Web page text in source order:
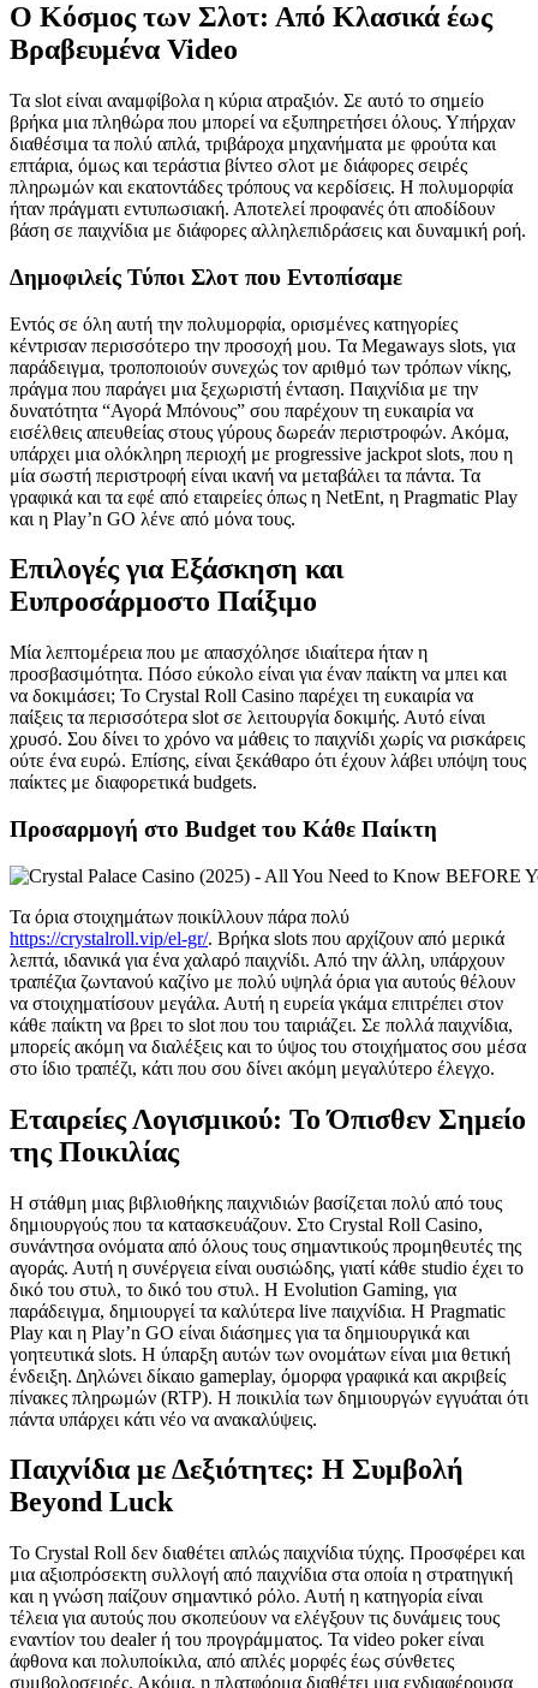
Ο Κόσμος των Σλοτ: Από Κλασικά έως
Βραβευμένα Video
Τα slot είναι αναμφίβολα η κύρια ατραξιόν. Σε αυτό το σημείο
βρήκα μια πληθώρα που μπορεί να εξυπηρετήσει όλους. Υπήρχαν
διαθέσιμα τα πολύ απλά, τριβάροχα μηχανήματα με φρούτα και
επτάρια, όμως και τεράστια βίντεο σλοτ με διάφορες σειρές
πληρωμών και εκατοντάδες τρόπους να κερδίσεις. Η πολυμορφία
ήταν πράγματι εντυπωσιακή. Αποτελεί προφανές ότι αποδίδουν
βάση σε παιχνίδια με διάφορες αλληλεπιδράσεις και δυναμική ροή.
Δημοφιλείς Τύποι Σλοτ που Εντοπίσαμε
Εντός σε όλη αυτή την πολυμορφία, ορισμένες κατηγορίες
κέντρισαν περισσότερο την προσοχή μου. Τα Megaways slots, για
παράδειγμα, τροποποιούν συνεχώς τον αριθμό των τρόπων νίκης,
πράγμα που παράγει μια ξεχωριστή ένταση. Παιχνίδια με την
δυνατότητα “Αγορά Μπόνους” σου παρέχουν τη ευκαιρία να
εισέλθεις απευθείας στους γύρους δωρεάν περιστροφών. Ακόμα,
υπάρχει μια ολόκληρη περιοχή με progressive jackpot slots, που η
μία σωστή περιστροφή είναι ικανή να μεταβάλει τα πάντα. Τα
γραφικά και τα εφέ από εταιρείες όπως η NetEnt, η Pragmatic Play
και η Play’n GO λένε από μόνα τους.
Επιλογές για Εξάσκηση και
Ευπροσάρμοστο Παίξιμο
Μία λεπτομέρεια που με απασχόλησε ιδιαίτερα ήταν η
προσβασιμότητα. Πόσο εύκολο είναι για έναν παίκτη να μπει και
να δοκιμάσει; Το Crystal Roll Casino παρέχει τη ευκαιρία να
παίξεις τα περισσότερα slot σε λειτουργία δοκιμής. Αυτό είναι
χρυσό. Σου δίνει το χρόνο να μάθεις το παιχνίδι χωρίς να ρισκάρεις
ούτε ένα ευρώ. Επίσης, είναι ξεκάθαρο ότι έχουν λάβει υπόψη τους
παίκτες με διαφορετικά budgets.
Προσαρμογή στο Budget του Κάθε Παίκτη
Τα όρια στοιχημάτων ποικίλλουν πάρα πολύ
https://crystalroll.vip/el-gr/. Βρήκα slots που αρχίζουν από μερικά
λεπτά, ιδανικά για ένα χαλαρό παιχνίδι. Από την άλλη, υπάρχουν
τραπέζια ζωντανού καζίνο με πολύ υψηλά όρια για αυτούς θέλουν
να στοιχηματίσουν μεγάλα. Αυτή η ευρεία γκάμα επιτρέπει στον
κάθε παίκτη να βρει το slot που του ταιριάζει. Σε πολλά παιχνίδια,
μπορείς ακόμη να διαλέξεις και το ύψος του στοιχήματος σου μέσα
στο ίδιο τραπέζι, κάτι που σου δίνει ακόμη μεγαλύτερο έλεγχο.
Εταιρείες Λογισμικού: Το Όπισθεν Σημείο
της Ποικιλίας
Η στάθμη μιας βιβλιοθήκης παιχνιδιών βασίζεται πολύ από τους
δημιουργούς που τα κατασκευάζουν. Στο Crystal Roll Casino,
συνάντησα ονόματα από όλους τους σημαντικούς προμηθευτές της
αγοράς. Αυτή η συνέργεια είναι ουσιώδης, γιατί κάθε studio έχει το
δικό του στυλ, το δικό του στυλ. Η Evolution Gaming, για
παράδειγμα, δημιουργεί τα καλύτερα live παιχνίδια. Η Pragmatic
Play και η Play’n GO είναι διάσημες για τα δημιουργικά και
γοητευτικά slots. Η ύπαρξη αυτών των ονομάτων είναι μια θετική
ένδειξη. Δηλώνει δίκαιο gameplay, όμορφα γραφικά και ακριβείς
πίνακες πληρωμών (RTP). Η ποικιλία των δημιουργών εγγυάται ότι
πάντα υπάρχει κάτι νέο να ανακαλύψεις.
Παιχνίδια με Δεξιότητες: Η Συμβολή
Beyond Luck
Το Crystal Roll δεν διαθέτει απλώς παιχνίδια τύχης. Προσφέρει και
μια αξιοπρόσεκτη συλλογή από παιχνίδια στα οποία η στρατηγική
και η γνώση παίζουν σημαντικό ρόλο. Αυτή η κατηγορία είναι
τέλεια για αυτούς που σκοπεύουν να ελέγξουν τις δυνάμεις τους
εναντίον του dealer ή του προγράμματος. Τα video poker είναι
άφθονα και πολυποίκιλα, από απλές μορφές έως σύνθετες
συμβολοσειρές. Ακόμα, η πλατφόρμα διαθέτει μια ενδιαφέρουσα